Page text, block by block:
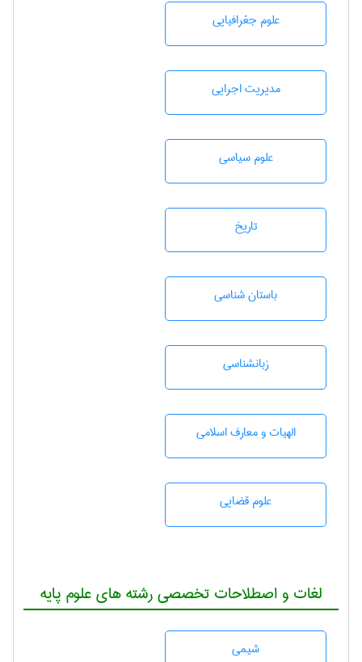
علوم جغرافيايی
مديريت اجرايی
علوم سياسی
تاريخ
باستان شناسی
زبانشناسی
الهیات و معارف اسلامی
علوم قضایی
لغات و اصطلاحات تخصصی رشته های علوم پایه
شيمی